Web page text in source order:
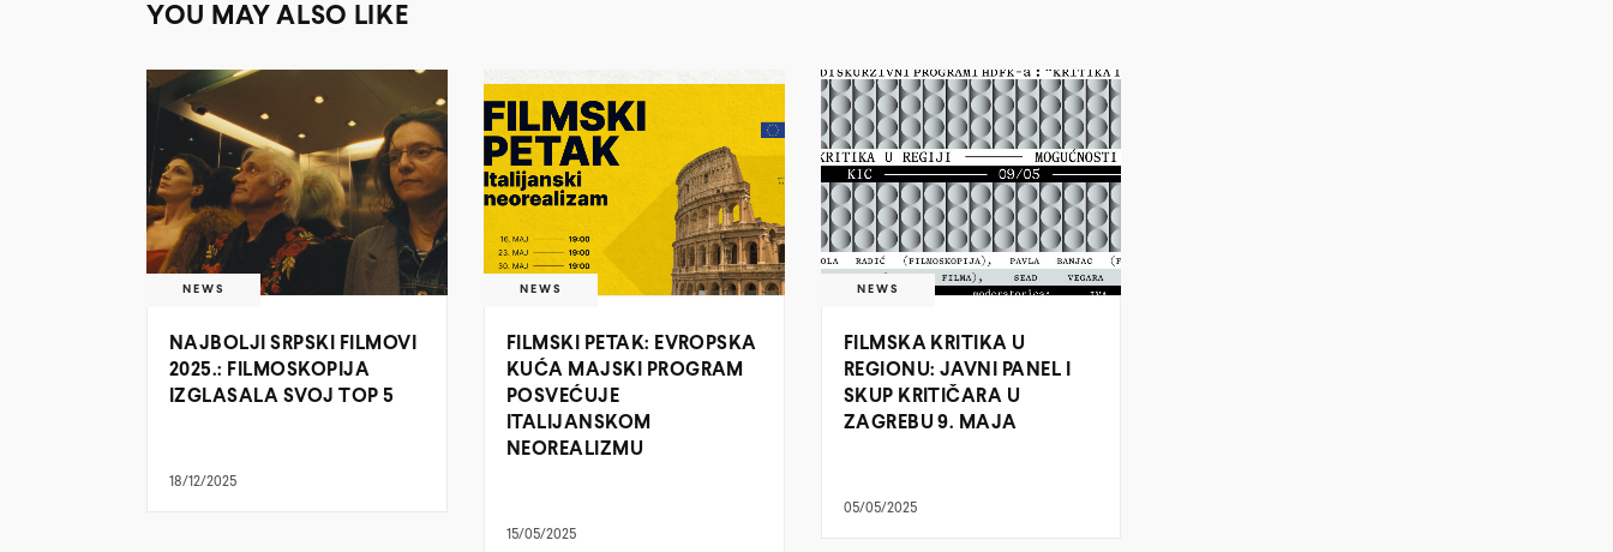
YOU MAY ALSO LIKE
NEWS
NAJBOLJI SRPSKI FILMOVI
2025.: FILMOSKOPIJA
IZGLASALA SVOJ TOP 5
18/12/2025
NEWS
FILMSKI PETAK: EVROPSKA
KUĆA MAJSKI PROGRAM
POSVEĆUJE
ITALIJANSKOM
NEOREALIZMU
15/05/2025
NEWS
FILMSKA KRITIKA U
REGIONU: JAVNI PANEL I
SKUP KRITIČARA U
ZAGREBU 9. MAJA
05/05/2025